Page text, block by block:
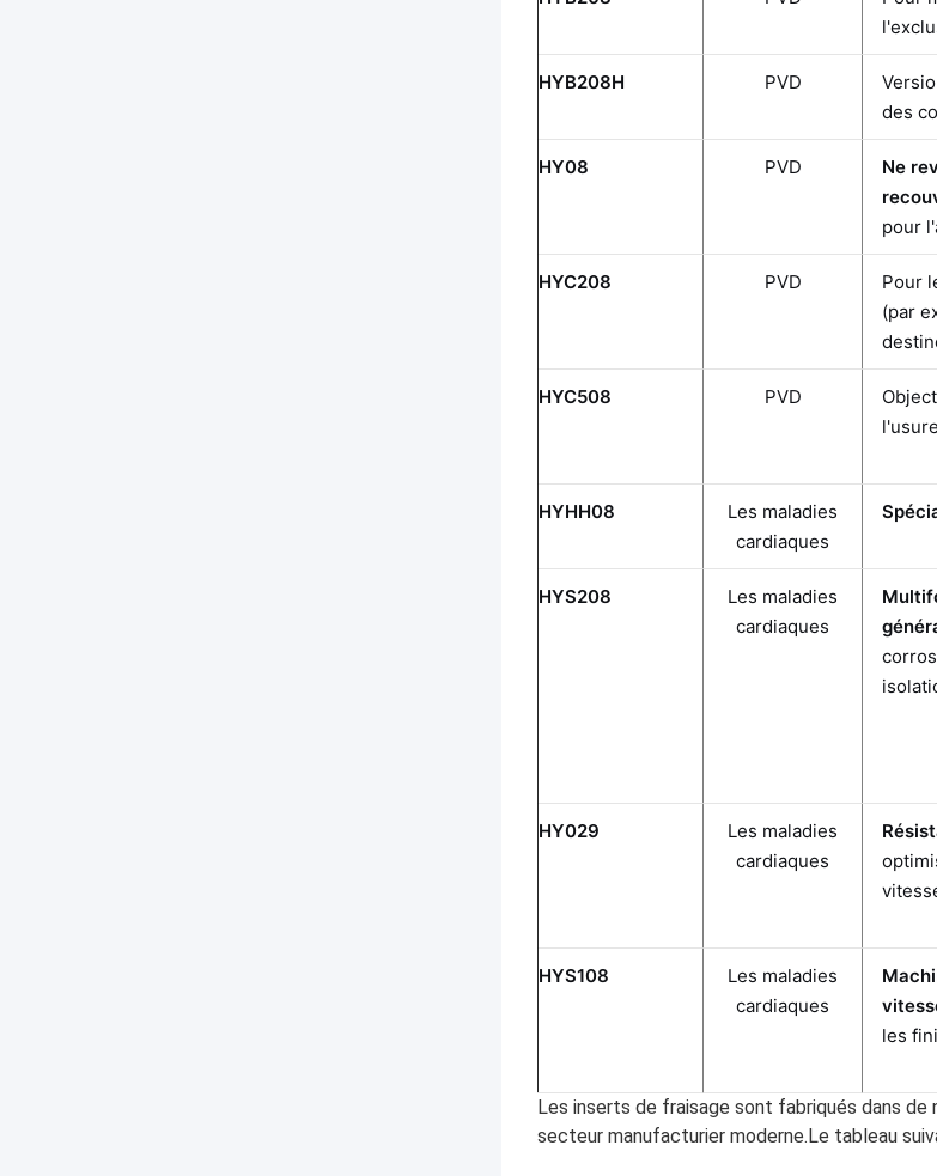
HYB208H PVD
des
HY08 PVD
Ne
pour
HYC208 PVD
Pour
(par
HYC508 PVD
HYHH08
Les maladies
cardiaques
HYS208
Les maladies
cardiaques
HY029
Les maladies
cardiaques
HYS108
Les maladies
cardiaques
les
Les inserts de fraisage sont fabriqués dans
secteur manufacturier moderne.Le tableau